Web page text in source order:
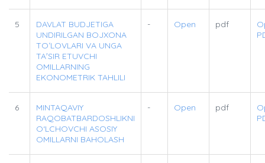
5
DAVLAT BUDJETIGA
UNDIRILGAN BOJXONA
TOʻLOVLARI VA UNGA
TAʼSIR ETUVCHI
OMILLARNING
EKONOMETRIK TAHLILI
- Open pdf
6
MINTAQAVIY
RAQOBATBARDOSHLIKNI
O‘LCHOVCHI ASOSIY
OMILLARNI BAHOLASH
- Open pdf